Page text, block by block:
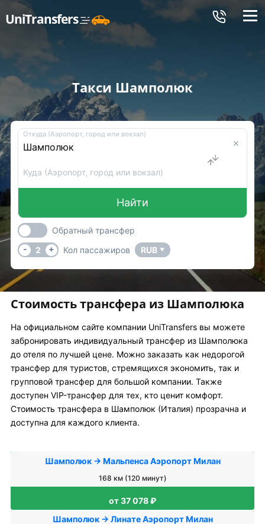
UniTransfers Меню
Такси Шамполюк
Откуда (Аэропорт, город или вокзал)
Куда (Аэропорт, город или вокзал)
Найти
Обратный трансфер
-
2 + Кол пассажиров RUB ▼
Стоимость трансфера из Шамполюка
На официальном сайте компании UniTransfers вы можете
забронировать индивидуальный трансфер из Шамполюка
до отеля по лучшей цене. Можно заказать как недорогой
трансфер для туристов, стремящихся экономить, так и
групповой трансфер для большой компании. Также
доступен VIP-трансфер для тех, кто ценит комфорт.
Стоимость трансфера в Шамполюк (Италия) прозрачна и
доступна для каждого клиента.
Шамполюк → Мальпенса Аэропорт Милан
168 км (120 минут)
от 37 078 ₽
Шамполюк → Линате Аэропорт Милан